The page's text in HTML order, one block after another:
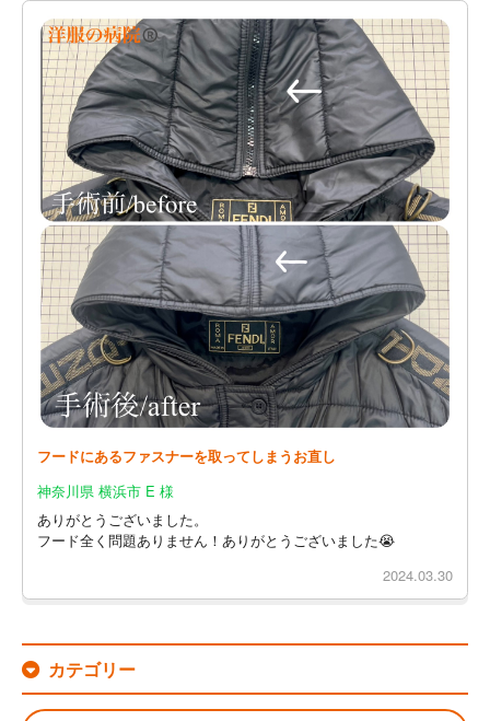
フードにあるファスナーを取ってしまうお直し
神奈川県 横浜市 E 様
ありがとうございました。
フード全く問題ありません！ありがとうございました😭
2024.03.30
カテゴリー